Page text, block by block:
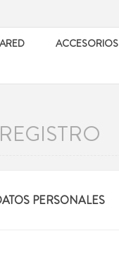
ACCESORIOS
REGISTRO
PERSONALES